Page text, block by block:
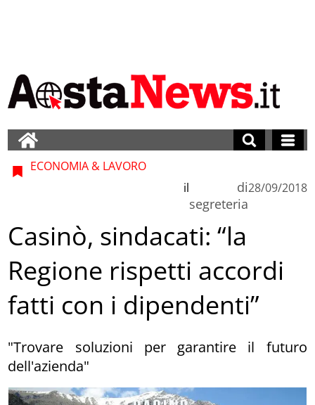
ECONOMIA & LAVORO
di
segreteria
il 28/09/2018
Casinò, sindacati: “la
Regione rispetti accordi
fatti con i dipendenti”
"Trovare soluzioni per garantire il futuro
dell'azienda"